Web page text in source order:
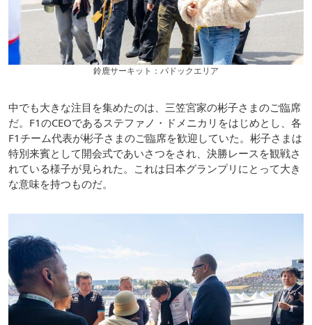
鈴鹿サーキット：パドックエリア
中でも大きな注目を集めたのは、三笠宮家の彬子さまのご臨席
だ。F1のCEOであるステファノ・ドメニカリをはじめとし、各
F1チーム代表が彬子さまのご臨席を歓迎していた。彬子さまは
特別来賓として開会式であいさつをされ、決勝レースを観戦さ
れている様子が見られた。これは日本グランプリにとって大き
な意味を持つものだ。